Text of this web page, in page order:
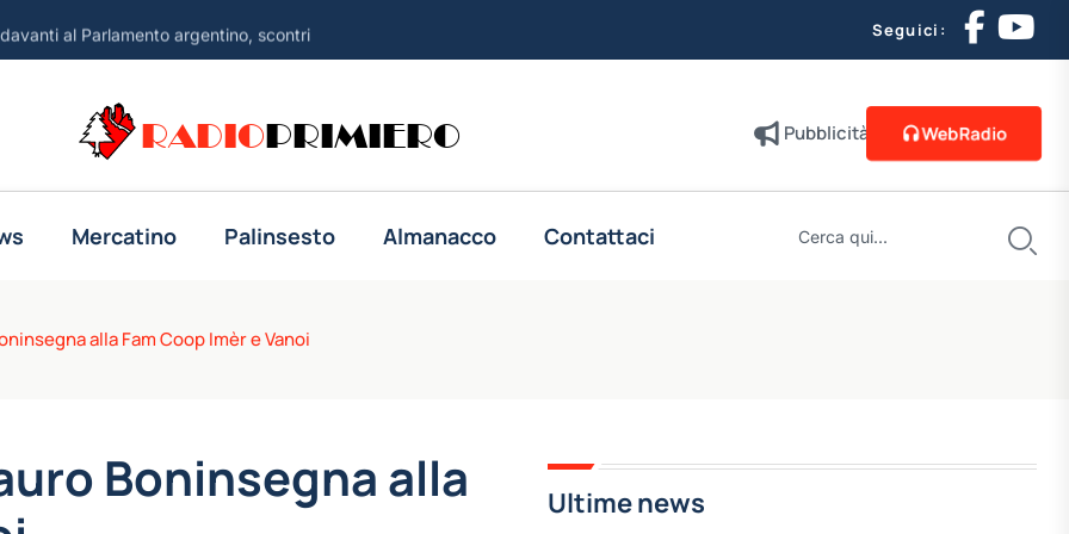
al Parlamento argentino, scontri
due morti e 13 feriti
Nato con attacco limitato'
Seguici:
RADIOPRIMIERO Pubblicità WebRadio
Mercatino Palinsesto Almanacco Contattaci
alla Fam Coop Imèr e Vanoi
Boninsegna alla
Ultime news